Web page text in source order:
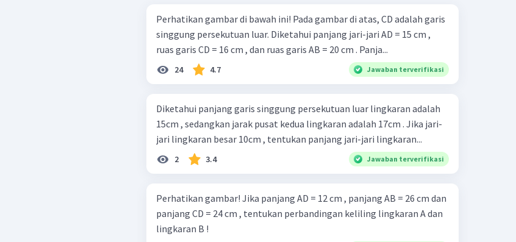
Perhatikan gambar di bawah ini! Pada gambar di atas, CD adalah garis
singgung persekutuan luar. Diketahui panjang jari-jari AD = 15 cm ,
ruas garis CD = 16 cm , dan ruas garis AB = 20 cm . Panja...
24 4.7 Jawaban terverifikasi
Diketahui panjang garis singgung persekutuan luar lingkaran adalah
15cm , sedangkan jarak pusat kedua lingkaran adalah 17cm . Jika jari-
jari lingkaran besar 10cm , tentukan panjang jari-jari lingkaran...
2 3.4 Jawaban terverifikasi
Perhatikan gambar! Jika panjang AD = 12 cm , panjang AB = 26 cm dan
panjang CD = 24 cm , tentukan perbandingan keliling lingkaran A dan
lingkaran B !